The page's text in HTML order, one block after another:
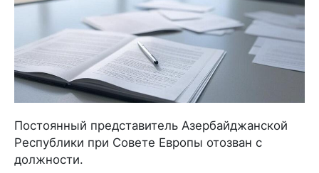
Постоянный представитель Азербайджанской
Республики при Совете Европы отозван с
должности.